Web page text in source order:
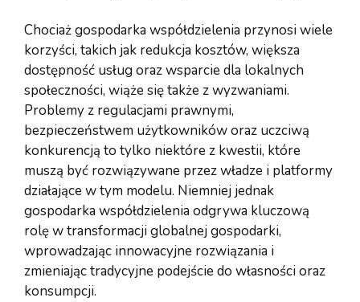
Chociaż gospodarka współdzielenia przynosi wiele
korzyści, takich jak redukcja kosztów, większa
dostępność usług oraz wsparcie dla lokalnych
społeczności, wiąże się także z wyzwaniami.
Problemy z regulacjami prawnymi,
bezpieczeństwem użytkowników oraz uczciwą
konkurencją to tylko niektóre z kwestii, które
muszą być rozwiązywane przez władze i platformy
działające w tym modelu. Niemniej jednak
gospodarka współdzielenia odgrywa kluczową
rolę w transformacji globalnej gospodarki,
wprowadzając innowacyjne rozwiązania i
zmieniając tradycyjne podejście do własności oraz
konsumpcji.